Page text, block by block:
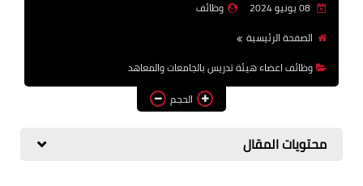
اخبار
08 يونيو 2024
وظائف
الصفحة الرئيسية
وظائف اعضاء هيئة تدريس بالجامعات والمعاهد
الحجم
محتويات المقال